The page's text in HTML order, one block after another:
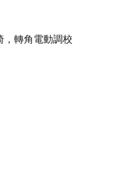
，轉角電動調校